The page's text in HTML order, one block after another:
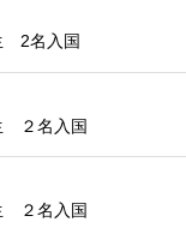
2名入国
２名入国
２名入国